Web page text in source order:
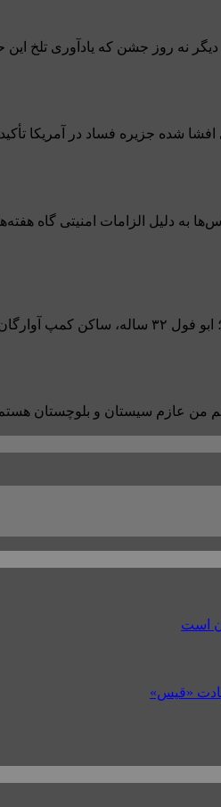
دیگر نه روز جشن که یادآوری تلخ
شده جزیره فساد در آمریکا
دلیل الزامات امنیتی گاه
که به ...
من عازم سیستان و بلوچستان هستم.
است
«قیس»